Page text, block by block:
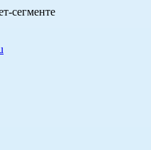
сегменте